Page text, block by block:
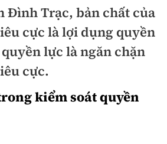
Đình Trạc, bản chất của
cực là lợi dụng quyền
lực là ngăn chặn
cực.
kiểm soát quyền